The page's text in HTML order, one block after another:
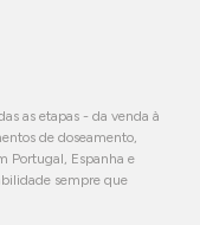
as etapas - da venda à
de doseamento,
Portugal, Espanha e
sempre que